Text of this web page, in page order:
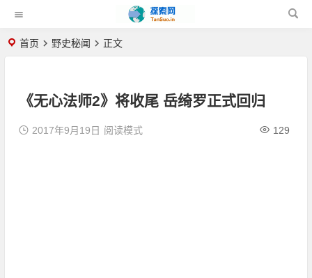
首页 野史秘闻 正文
《无心法师2》将收尾 岳绮罗正式回归
2017年9月19日 129
阅读模式